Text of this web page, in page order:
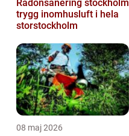
Radonsanering stockholm
trygg inomhusluft i hela
storstockholm
08 maj 2026